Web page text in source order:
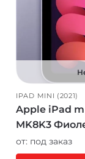
IPAD MINI (2021)
Apple iPad
MK8K3
от: под заказ